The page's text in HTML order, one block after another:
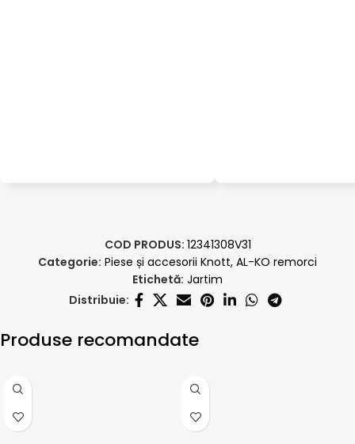
COD PRODUS: 12341308V31
Categorie: Piese și accesorii Knott, AL-KO remorci
Etichetă: Jartim
Distribuie:
Produse recomandate